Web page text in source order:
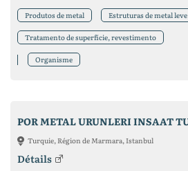
Produtos de metal Estruturas de metal leve
Tratamento de superfície, revestimento
Organisme
Turquie, Région de Marmara, Istanbul
Détails